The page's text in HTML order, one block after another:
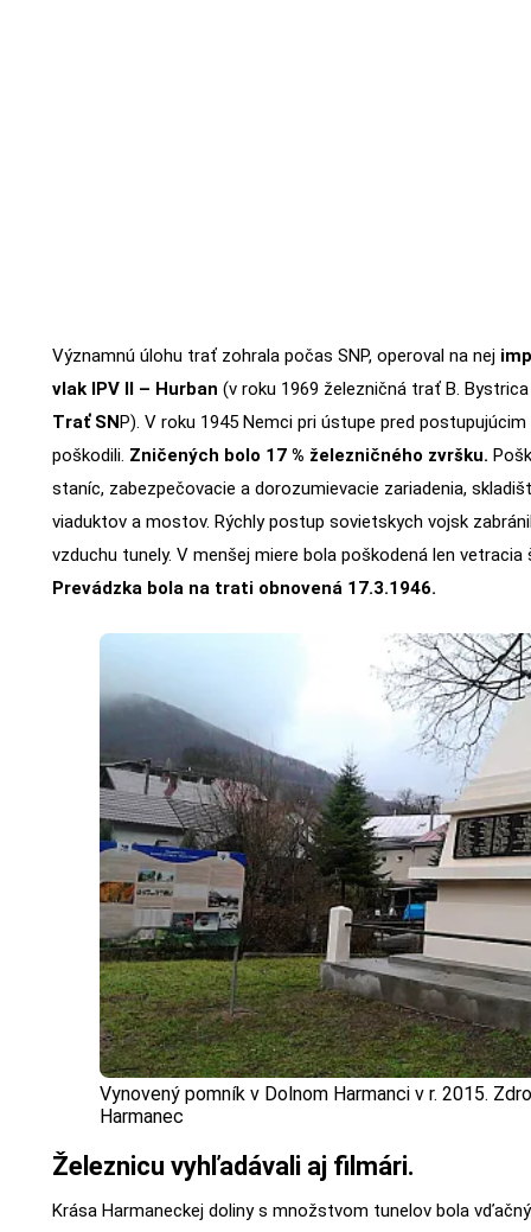
Významnú úlohu trať zohrala počas SNP, operoval na nej
vlak IPV II – Hurban (v roku 1969 železničná trať B.
Trať SN P). V roku 1945 Nemci pri ústupe pred
poškodili. Zničených bolo 17 % železničného zvršku.
staníc, zabezpečovacie a dorozumievacie zariadenia,
viaduktov a mostov. Rýchly postup sovietskych vojsk
vzduchu tunely. V menšej miere bola poškodená len
Prevádzka bola na trati obnovená 17.3.1946.
Vynovený pomník v Dolnom Harmanci v r. 2015.
Harmanec
Železnicu vyhľadávali aj filmári.
Krása Harmaneckej doliny s množstvom tunelov bola